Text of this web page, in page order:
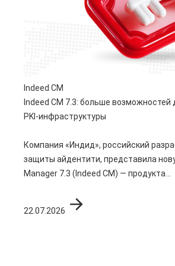
Indeed CM
Indeed CM 7.3: больше
PKI-инфраструктуры
Компания «Индид», российский
защиты айдентити, представила
Manager 7.3 (Indeed CM) — продукта...
22.07.2026